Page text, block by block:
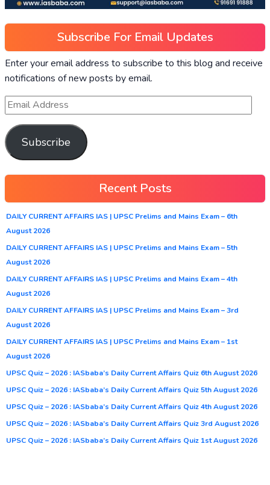
Subscribe For Email Updates
Enter your email address to subscribe to this blog and receive
notifications of new posts by email.
Subscribe
Recent Posts
DAILY CURRENT AFFAIRS IAS | UPSC Prelims and Mains Exam – 6th
August 2026
DAILY CURRENT AFFAIRS IAS | UPSC Prelims and Mains Exam – 5th
August 2026
DAILY CURRENT AFFAIRS IAS | UPSC Prelims and Mains Exam – 4th
August 2026
DAILY CURRENT AFFAIRS IAS | UPSC Prelims and Mains Exam – 3rd
August 2026
DAILY CURRENT AFFAIRS IAS | UPSC Prelims and Mains Exam – 1st
August 2026
UPSC Quiz – 2026 : IASbaba’s Daily Current Affairs Quiz 6th August 2026
UPSC Quiz – 2026 : IASbaba’s Daily Current Affairs Quiz 5th August 2026
UPSC Quiz – 2026 : IASbaba’s Daily Current Affairs Quiz 4th August 2026
UPSC Quiz – 2026 : IASbaba’s Daily Current Affairs Quiz 3rd August 2026
UPSC Quiz – 2026 : IASbaba’s Daily Current Affairs Quiz 1st August 2026